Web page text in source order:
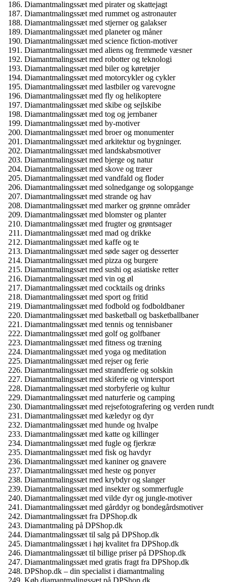
Diamantmalingssæt med pirater og skattejagt
Diamantmalingssæt med rummet og astronauter
Diamantmalingssæt med stjerner og galakser
Diamantmalingssæt med planeter og måner
Diamantmalingssæt med science fiction-motiver
Diamantmalingssæt med aliens og fremmede væsner
Diamantmalingssæt med robotter og teknologi
Diamantmalingssæt med biler og køretøjer
Diamantmalingssæt med motorcykler og cykler
Diamantmalingssæt med lastbiler og varevogne
Diamantmalingssæt med fly og helikoptere
Diamantmalingssæt med skibe og sejlskibe
Diamantmalingssæt med tog og jernbaner
Diamantmalingssæt med by-motiver
Diamantmalingssæt med broer og monumenter
Diamantmalingssæt med arkitektur og bygninger.
Diamantmalingssæt med landskabsmotiver
Diamantmalingssæt med bjerge og natur
Diamantmalingssæt med skove og træer
Diamantmalingssæt med vandfald og floder
Diamantmalingssæt med solnedgange og solopgange
Diamantmalingssæt med strande og hav
Diamantmalingssæt med marker og grønne områder
Diamantmalingssæt med blomster og planter
Diamantmalingssæt med frugter og grøntsager
Diamantmalingssæt med mad og drikke
Diamantmalingssæt med kaffe og te
Diamantmalingssæt med søde sager og desserter
Diamantmalingssæt med pizza og burgere
Diamantmalingssæt med sushi og asiatiske retter
Diamantmalingssæt med vin og øl
Diamantmalingssæt med cocktails og drinks
Diamantmalingssæt med sport og fritid
Diamantmalingssæt med fodbold og fodboldbaner
Diamantmalingssæt med basketball og basketballbaner
Diamantmalingssæt med tennis og tennisbaner
Diamantmalingssæt med golf og golfbaner
Diamantmalingssæt med fitness og træning
Diamantmalingssæt med yoga og meditation
Diamantmalingssæt med rejser og ferie
Diamantmalingssæt med strandferie og solskin
Diamantmalingssæt med skiferie og vintersport
Diamantmalingssæt med storbyferie og kultur
Diamantmalingssæt med naturferie og camping
Diamantmalingssæt med rejsefotografering og verden rundt
Diamantmalingssæt med kæledyr og dyr
Diamantmalingssæt med hunde og hvalpe
Diamantmalingssæt med katte og killinger
Diamantmalingssæt med fugle og fjerkræ
Diamantmalingssæt med fisk og havdyr
Diamantmalingssæt med kaniner og gnavere
Diamantmalingssæt med heste og ponyer
Diamantmalingssæt med krybdyr og slanger
Diamantmalingssæt med insekter og sommerfugle
Diamantmalingssæt med vilde dyr og jungle-motiver
Diamantmalingssæt med gårddyr og bondegårdsmotiver
Diamantmalingssæt fra DPShop.dk
Diamantmaling på DPShop.dk
Diamantmalingssæt til salg på DPShop.dk
Diamantmalingssæt i høj kvalitet fra DPShop.dk
Diamantmalingssæt til billige priser på DPShop.dk
Diamantmalingssæt med gratis fragt fra DPShop.dk
DPShop.dk – din specialist i diamantmaling
Køb diamantmalingssæt på DPShop.dk